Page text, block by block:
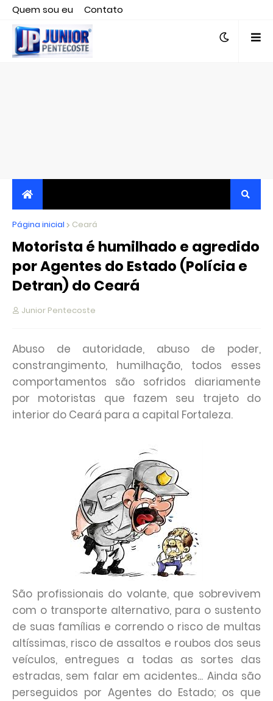
Quem sou eu
Contato
Editor responsável, jornalista Clovis Almeida.
JORNALISMO INDEPENDENTE, TRANSPARENTE E
CRÍTICO
Página inicial Ceará
Motorista é humilhado e agredido
por Agentes do Estado (Polícia e
Detran) do Ceará
Junior Pentecoste
Abuso de autoridade, abuso de poder,
constrangimento, humilhação, todos esses
comportamentos são sofridos diariamente
por motoristas que fazem seu trajeto do
interior do Ceará para a capital Fortaleza.
São profissionais do volante, que sobrevivem
com o transporte alternativo, para o sustento
de suas famílias e correndo o risco de multas
altíssimas, risco de assaltos e roubos dos seus
veículos, entregues a todas as sortes das
estradas, sem falar em acidentes... Ainda são
perseguidos por Agentes do Estado; os que